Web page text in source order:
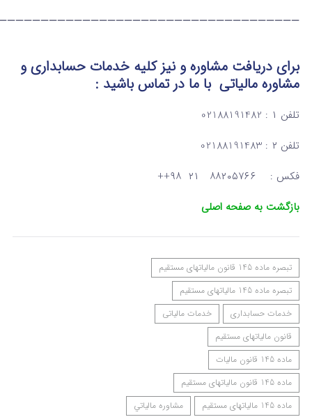
برای دریافت مشاوره و نیز کلیه خدمات حسابداری و
مشاوره مالیاتیبا ما در تماسباشید :
تلفن ۱ : 02188191482
تلفن ۲ : 02188191483
فکس : ۸۸۲۰۵۷۶۶ ۲۱ ۹۸++
بازگشت به صفحه اصلی
تبصره ماده 145 قانون مالیاتهای مستقیم
تبصره ماده 145 مالیاتهای مستقیم
خدمات حسابداری
خدمات مالیاتی
قانون مالیاتهای مستقیم
ماده 145 قانون مالیات
ماده 145 قانون مالیاتهای مستقیم
ماده 145 مالیاتهای مستقیم
مشاوره مالياتي